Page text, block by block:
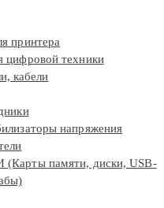
принтера
цифровой техники
кабели
напряжения
памяти, диски, USB-